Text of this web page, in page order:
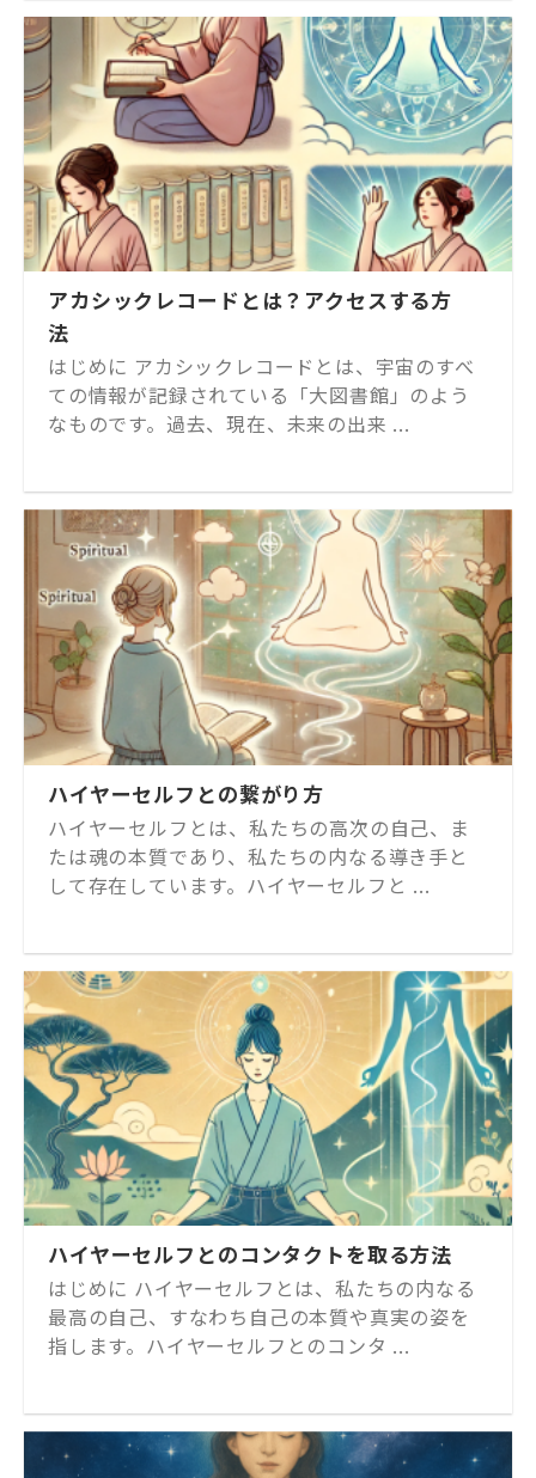
アカシックレコードとは？アクセスする方
法
はじめに アカシックレコードとは、宇宙のすべ
ての情報が記録されている「大図書館」のよう
なものです。過去、現在、未来の出来 ...
ハイヤーセルフとの繋がり方
ハイヤーセルフとは、私たちの高次の自己、ま
たは魂の本質であり、私たちの内なる導き手と
して存在しています。ハイヤーセルフと ...
ハイヤーセルフとのコンタクトを取る方法
はじめに ハイヤーセルフとは、私たちの内なる
最高の自己、すなわち自己の本質や真実の姿を
指します。ハイヤーセルフとのコンタ ...